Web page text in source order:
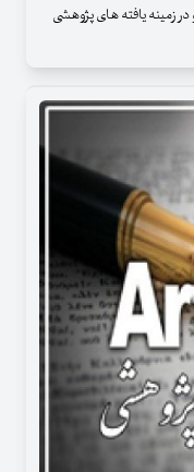
زمینه یافته های پژوهشی